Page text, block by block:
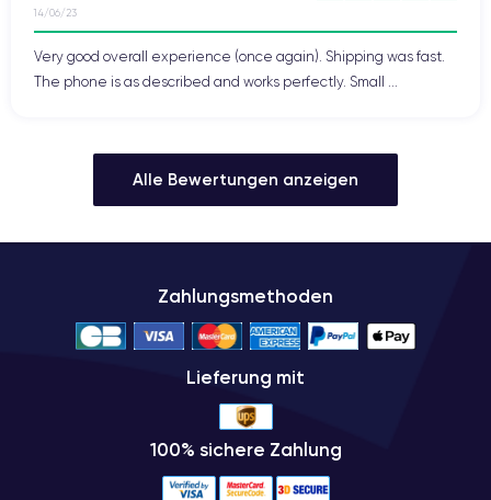
14/06/23
Very good overall experience (once again). Shipping was fast.
The phone is as described and works perfectly. Small ...
Alle Bewertungen anzeigen
Zahlungsmethoden
Lieferung mit
100% sichere Zahlung